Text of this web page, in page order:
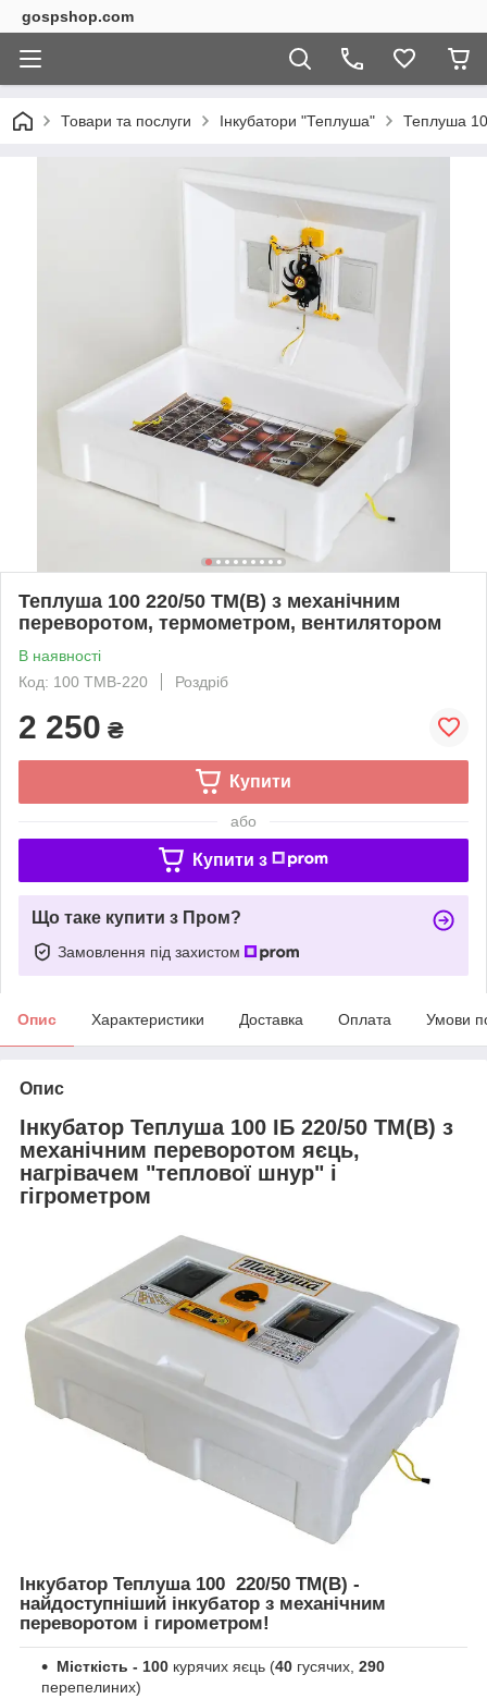
gospshop.com
Товари та послуги Інкубатори "Теплуша" Теплуша
Теплуша 100 220/50 ТМ(В) з механічним
переворотом, термометром, вентилятором
В наявності
Код: 100 ТМВ-220
Роздріб
2 250 ₴
Купити
або
Купити з
Що таке купити з Пром?
Замовлення під захистом
Опис Характеристики Доставка Оплата Умови
Опис
Інкубатор Теплуша 100 ІБ 220/50 ТМ(В) з
механічним переворотом яєць,
нагрівачем "теплової шнур" і
гігрометром
Інкубатор Теплуша 100 220/50 ТМ(В) -
найдоступніший інкубатор з механічним
переворотом і гирометром!
Місткість - 100 курячих яєць (40 гусячих, 290
перепелиних)